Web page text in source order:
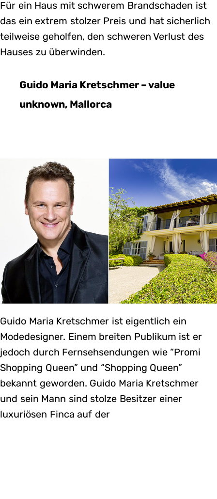
Für ein Haus mit schwerem Brandschaden ist
das ein extrem stolzer Preis und hat sicherlich
teilweise geholfen, den schweren Verlust des
Hauses zu überwinden.
Guido Maria Kretschmer – value
unknown, Mallorca
Guido Maria Kretschmer ist eigentlich ein
Modedesigner. Einem breiten Publikum ist er
jedoch durch Fernsehsendungen wie “Promi
Shopping Queen” und “Shopping Queen”
bekannt geworden. Guido Maria Kretschmer
und sein Mann sind stolze Besitzer einer
luxuriösen Finca auf der